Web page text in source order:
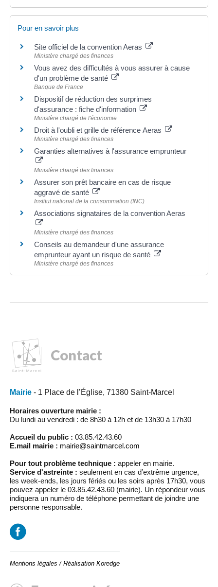
Pour en savoir plus
Site officiel de la convention Aeras
Ministère chargé des finances
Vous avez des difficultés à vous assurer à cause
d'un problème de santé
Banque de France
Dispositif de réduction des surprimes
d'assurance : fiche d'information
Ministère chargé de l'économie
Droit à l'oubli et grille de référence Aeras
Ministère chargé des finances
Garanties alternatives à l'assurance emprunteur
Ministère chargé des finances
Assurer son prêt bancaire en cas de risque
aggravé de santé
Institut national de la consommation (INC)
Associations signataires de la convention Aeras
Ministère chargé des finances
Conseils au demandeur d'une assurance
emprunteur ayant un risque de santé
Ministère chargé des finances
Contact
Mairie - 1 Place de l’Église, 71380 Saint-Marcel
Horaires ouverture mairie :
Du lundi au vendredi : de 8h30 à 12h et de 13h30 à 17h30
Accueil du public : 03.85.42.43.60
E.mail mairie : mairie@saintmarcel.com
Pour tout problème technique : appeler en mairie.
Service d'astreinte : seulement en cas d’extrême urgence,
les week-ends, les jours fériés ou les soirs après 17h30, vous
pouvez appeler le 03.85.42.43.60 (mairie). Un répondeur vous
indiquera un numéro de téléphone permettant de joindre une
personne responsable.
Mentions légales / Réalisation Koredge